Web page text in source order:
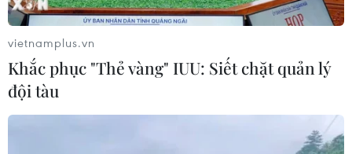
xuất khẩu bền vững
Tây Ninh thúc đẩy bình dân học vụ
vietnamplus.vn
Khắc phục "Thẻ vàng" IUU: Siết chặt quản lý
đội tàu